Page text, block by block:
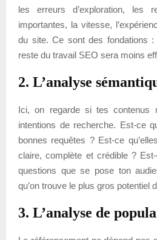
les erreurs d’exploration, les
importantes, la vitesse,
du site. Ce sont des fondations
reste du travail SEO sera moins
2. L’analyse
Ici, on regarde si tes contenus
intentions de recherche. Est-ce
bonnes requêtes ? Est-ce
claire, complète et crédible ?
questions que se pose ton
qu’on trouve le plus gros potentiel
3. L’analyse de